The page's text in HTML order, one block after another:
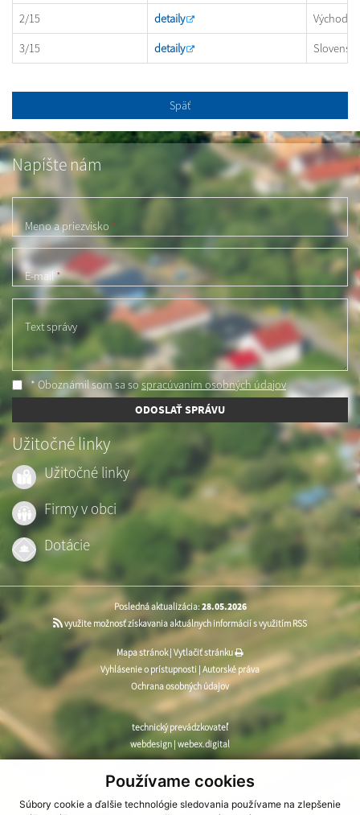
Používame cookies
Súbory cookie a ďalšie technológie sledovania používame na zlepšenie
2/15 detaily
3/15 detaily
Späť
Napíšte nám
Meno a priezvisko *
E-mail*
Text správy
* Oboznámil som sa sospracúvaním osobných údajov
ODOSLAŤ SPRÁVU
Užitočné linky
Užitočné linky
Firmy v obci
Dotácie
Posledná aktualizácia: 28.05.2026
využite možnosť získavania aktuálnych informácií s využitím RSS
Mapa stránok| Vytlačiť stránku
Vyhlásenie o prístupnosti | Autorské práva
Ochrana osobných údajov
technický prevádzkovateľ
webdesign | webex.digital
CMS systém (redakčný) systém ECHELON 2
webhosting ,webex.digital, domény,registrácia domény
spoločnosť webex.digital